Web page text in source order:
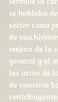
se hablaba
sector como
de
mejora de la
general y el
las arcas de
de nuestros